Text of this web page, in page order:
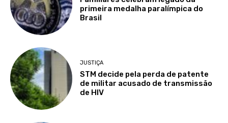
primeira medalha paralímpica do
Brasil
JUSTIÇA
STM decide pela perda de patente
de militar acusado de transmissão
de HIV